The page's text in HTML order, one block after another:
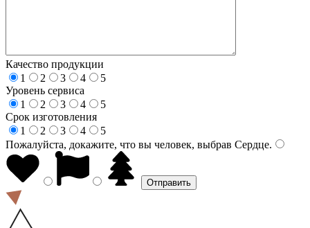
Качество продукции
1
2 3 4
5
Уровень сервиса
1
2 3 4
5
Срок изготовления
1
2 3 4
5
Пожалуйста, докажите, что вы человек, выбрав Сердце.